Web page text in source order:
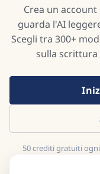
Crea un
guarda l'AI
Scegli tra 300+
sulla scrittura
50 crediti gratuiti